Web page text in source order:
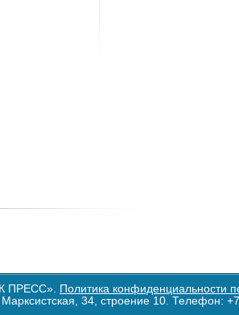
ПРЕСС». Политика конфиденциальности
Марксистская, 34, строение 10. Телефон: